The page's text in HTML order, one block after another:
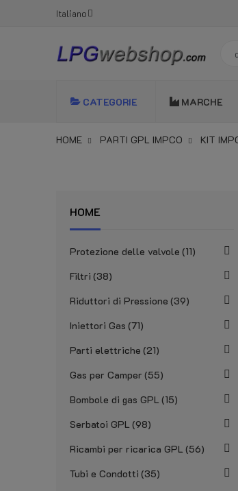
Italiano
CATEGORIE MARCHE
HOME PARTI GPL IMPCO KIT
HOME
Protezione delle valvole 11
Filtri 38
Riduttori di Pressione 39
Iniettori Gas 71
Parti elettriche 21
Gas per Camper 55
Bombole di gas GPL 15
Serbatoi GPL 98
Ricambi per ricarica GPL 56
Tubi e Condotti 35